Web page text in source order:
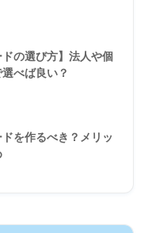
ドの選び方】法人や個
べば良い？
を作るべき？メリッ